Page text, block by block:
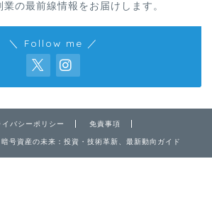
の最前線情報をお届けします。
＼ Follow me ／
イバシーポリシー 免責事項
資産の未来：投資・技術革新、最新動向ガイド